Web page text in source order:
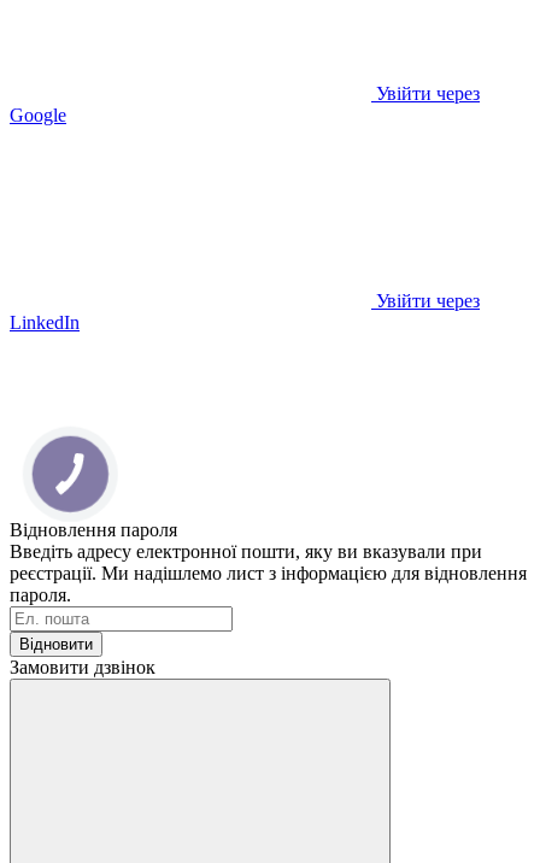
Увійти через
Google
Увійти через
LinkedIn
Відновлення пароля
Введіть адресу електронної пошти, яку ви вказували при
реєстрації. Ми надішлемо лист з інформацією для відновлення
пароля.
Відновити
Замовити дзвінок